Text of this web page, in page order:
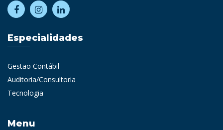
Especialidades
Gestão Contábil
Auditoria/Consultoria
Tecnologia
Menu